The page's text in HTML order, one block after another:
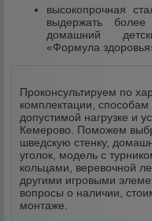
высокопрочная
выдержать
домашний
«Формула
Проконсультируем по
комплектации, способам
допустимой нагрузке и
Кемерово. Поможем
шведскую стенку,
уголок, модель с
кольцами, веревочной
другими игровыми
вопросы о наличии,
монтаже.